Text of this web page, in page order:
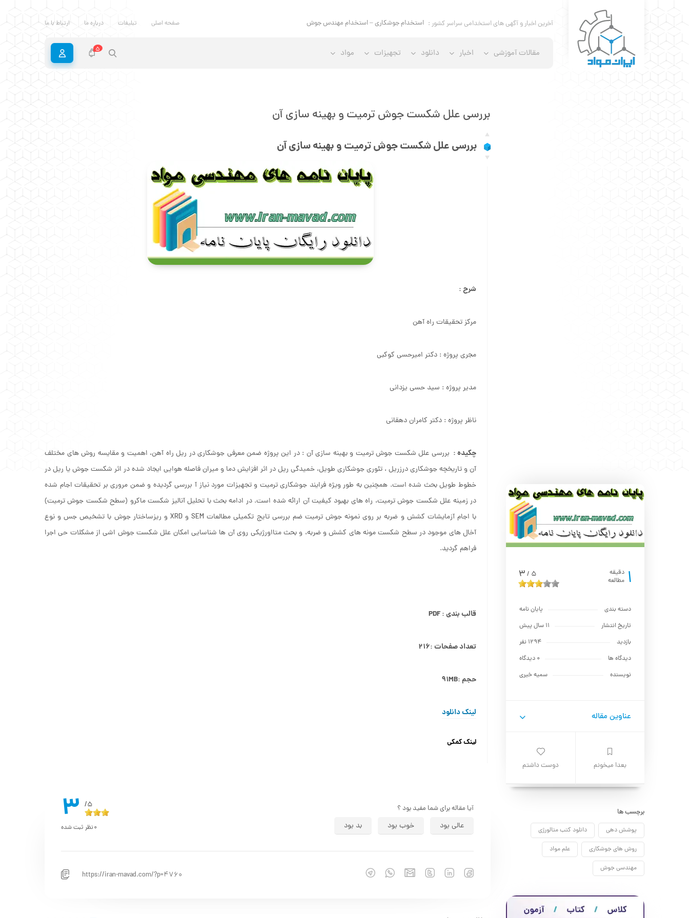
آخرین اخبار و آگهی های استخدامی سراسر کشور : استخدام جوشکاری – استخدام مهندس جوش صفحه اصلی تبلیغات درباره ما ارتباط با ما
مقالات آموزشی اخبار دانلود تجهیزات مواد 5
1 دقیقه
مطالعه
5
/
3
دسته بندی
پایان نامه
تاریخ انتشار
11 سال پیش
بازدید
1294 نفر
دیدگاه ها
0 دیدگاه
نویسنده
سمیه خیری
عناوین مقاله
بعدا میخونم دوست داشتم
برچسب ها
پوشش دهی دانلود کتب متالورژی
روش های جوشکاری علم مواد
مهندسی جوش
بررسی علل شکست جوش ترمیت و بهینه سازی آن
بررسی علل شکست جوش ترمیت و بهینه سازی آن
شرح :
مرکز تحقیقات راه آهن
مجری پروژه : دکتر امیرحسی کوکبی
مدیر پروژه : سید حسی یزدانی
ناظر پروژه : دکتر کامران دهقانی
چکیده : بررسی علل شکست جوش ترمیت و بهینه سازی آن : در این پروژه ضمن معرفی جوشکاری در ریل راه آهن، اهمیت و مقایسه روش های مختلف
آن و تاریخچه جوشکاری درزریل ، تئوری جوشکاری طویل، خمیدگی ریل در اثر افزایش دما و میران فاصله هوایی ایجاد شده در اثر شکست جوش یا ریل در
خطوط طویل بحث شده است. همچنین به طور ویژه فرایند جوشکاری ترمیت و تجهیزات مورد نیاز آ بررسی گردیده و ضمن مروری بر تحقیقات اجام شده
در زمینه علل شکست جوش ترمیت، راه های بهبود کیفیت آن ارائه شده است. در ادامه بحث با تحلیل آنالیز شکست ماکرو (سطح شکست جوش ترمیت)
با اجام آزمایشات کشش و ضربه بر روی نمونه جوش ترمیت ضم بررسی تایج تکمیلی مطالعات SEM و XRD و ریزساختار جوش با تشخیص جس و نوع
آخال های موجود در سطح شکست مونه های کشش و ضربه، و بحث متااورژیکی روی آن ها شناسایی امکان علل شکست جوش اشی از مشکلات حی اجرا
فراهم گردید.
قالب بندی : PDF
تعداد صفحات :۲۱۶
حجم :۹۱MB
لینک دانلود
لینک کمکی
آیا مقاله برای شما مفید بود ؟
عالی بود خوب بود بد بود
5/
3 0نظر ثبت شده
https://iran-mavad.com/?p=4760